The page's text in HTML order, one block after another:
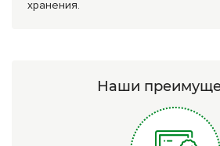
хранения.
Наши